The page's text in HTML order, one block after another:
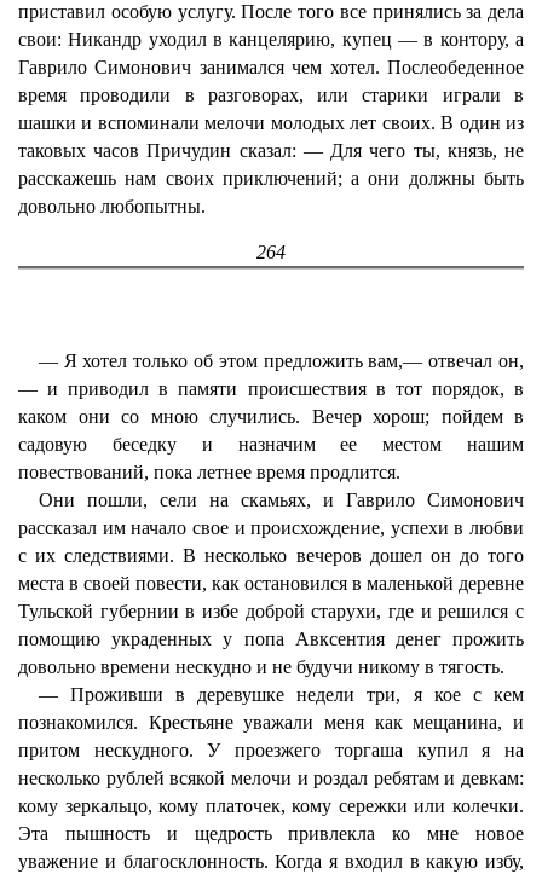
приставил особую услугу. После того все принялись за дела
свои: Никандр уходил в канцелярию, купец — в контору, а
Гаврило Симонович занимался чем хотел. Послеобеденное
время проводили в разговорах, или старики играли в
шашки и вспоминали мелочи молодых лет своих. В один из
таковых часов Причудин сказал: — Для чего ты, князь, не
расскажешь нам своих приключений; а они должны быть
довольно любопытны.
264
— Я хотел только об этом предложить вам,— отвечал он,
— и приводил в памяти происшествия в тот порядок, в
каком они со мною случились. Вечер хорош; пойдем в
садовую беседку и назначим ее местом нашим
повествований, пока летнее время продлится.
Они пошли, сели на скамьях, и Гаврило Симонович
рассказал им начало свое и происхождение, успехи в любви
с их следствиями. В несколько вечеров дошел он до того
места в своей повести, как остановился в маленькой деревне
Тульской губернии в избе доброй старухи, где и решился с
помощию украденных у попа Авксентия денег прожить
довольно времени нескудно и не будучи никому в тягость.
— Проживши в деревушке недели три, я кое с кем
познакомился. Крестьяне уважали меня как мещанина, и
притом нескудного. У проезжего торгаша купил я на
несколько рублей всякой мелочи и роздал ребятам и девкам:
кому зеркальцо, кому платочек, кому сережки или колечки.
Эта пышность и щедрость привлекла ко мне новое
уважение и благосклонность. Когда я входил в какую избу,